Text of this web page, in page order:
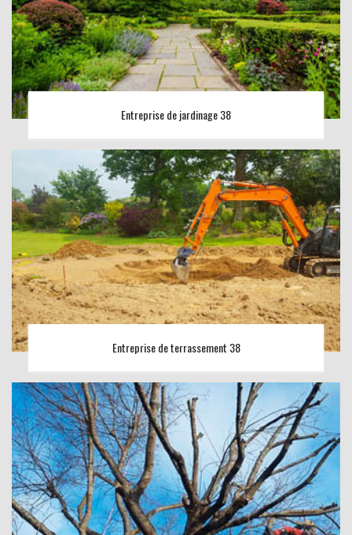
Entreprise de jardinage 38
Entreprise de terrassement 38